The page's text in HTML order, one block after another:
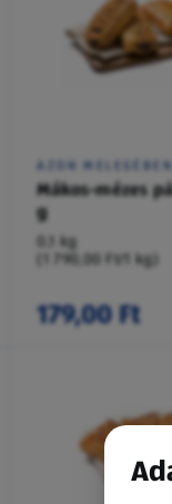
AZON MELEGÉBEN
Mákos-mézes
g
0,1 kg
(1 790,00 Ft/1 kg)
179,00 Ft